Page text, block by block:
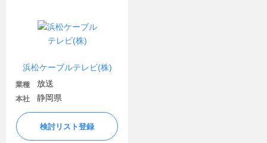
浜松ケーブルテレビ(株)
業種 放送
本社 静岡県
検討リスト登録